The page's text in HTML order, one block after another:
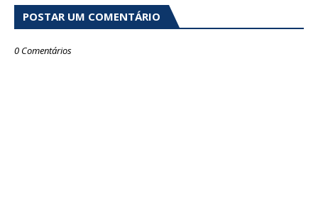
POSTAR UM COMENTÁRIO
0 Comentários